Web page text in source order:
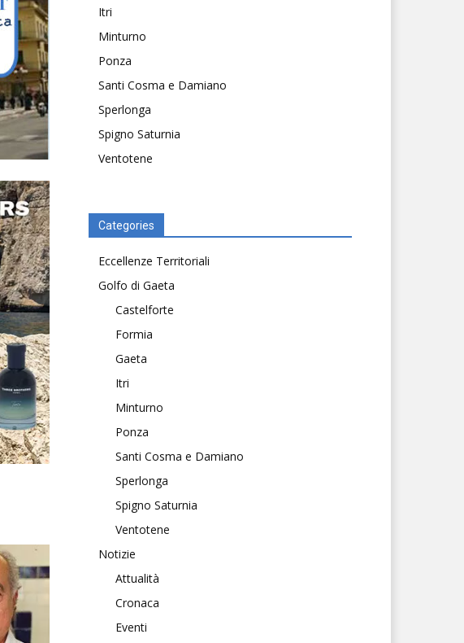
Itri
Minturno
Ponza
Santi Cosma e Damiano
Sperlonga
Spigno Saturnia
Ventotene
Categories
Eccellenze Territoriali
Golfo di Gaeta
Castelforte
Formia
Gaeta
Itri
Minturno
Ponza
Santi Cosma e Damiano
Sperlonga
Spigno Saturnia
Ventotene
Notizie
Attualità
Cronaca
Eventi